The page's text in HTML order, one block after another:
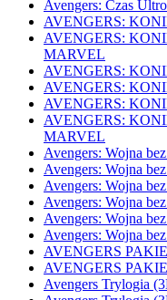
Avengers: Czas
AVENGERS:
AVENGERS:
MARVEL
AVENGERS:
AVENGERS:
AVENGERS:
AVENGERS:
MARVEL
Avengers: Wojna
Avengers: Wojna
Avengers: Wojna
Avengers: Wojna
Avengers: Wojna
Avengers: Wojna
AVENGERS
AVENGERS
Avengers Trylogia